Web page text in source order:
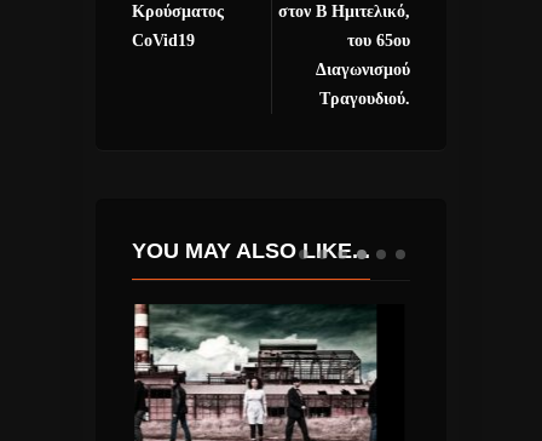
Κρούσματος
CoVid19
στον Β Ημιτελικό,
του 65ου
Διαγωνισμού
Τραγουδιού.
YOU MAY ALSO LIKE...